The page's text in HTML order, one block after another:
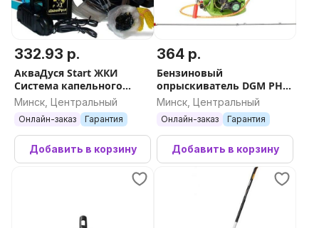
332.93 р.
АкваДуся Start ЖКИ
Система капельного
полива от емкости на 50
растений
Минск, Центральный
Онлайн-заказ Гарантия
Добавить в корзину
364 р.
Бензиновый
опрыскиватель DGM PH-
271
Минск, Центральный
Онлайн-заказ Гарантия
Добавить в корзину